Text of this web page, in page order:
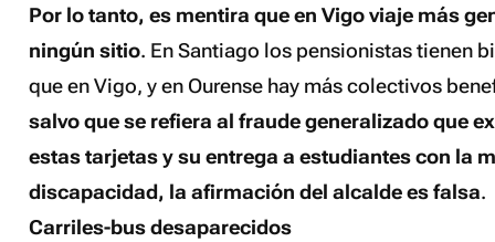
Por lo tanto, es mentira que en Vigo viaje más
ningún sitio. En Santiago los pensionistas tienen
que en Vigo, y en Ourense hay más colectivos
salvo que se refiera al fraude generalizado que
estas tarjetas y su entrega a estudiantes con la
discapacidad, la afirmación del alcalde es falsa.
Carriles-bus desaparecidos